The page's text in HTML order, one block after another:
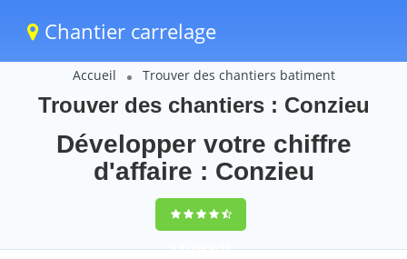
Chantier carrelage
Accueil Trouver des chantiers batiment
Trouver des chantiers : Conzieu
Développer votre chiffre
d'affaire : Conzieu
9,5(100%)59